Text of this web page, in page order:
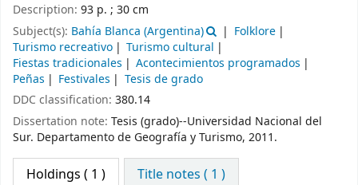
Description: 93 p. ; 30 cm
Subject(s): Bahía Blanca (Argentina)
Folklore
Turismo recreativo
Turismo cultural
Fiestas tradicionales
Acontecimientos programados
Peñas
Festivales
Tesis de grado
DDC classification: 380.14
Dissertation note: Tesis (grado)--Universidad Nacional del
Sur. Departamento de Geografía y Turismo, 2011.
Holdings ( 1 )
Title notes ( 1 )